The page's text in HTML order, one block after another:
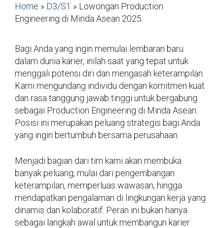
Home » D3/S1 » Lowongan Production
Engineering di Minda Asean 2025
Bagi Anda yang ingin memulai lembaran baru
dalam dunia karier, inilah saat yang tepat untuk
menggali potensi diri dan mengasah keterampilan.
Kami mengundang individu dengan komitmen kuat
dan rasa tanggung jawab tinggi untuk bergabung
sebagai Production Engineering di Minda Asean.
Posisi ini merupakan peluang strategis bagi Anda
yang ingin bertumbuh bersama perusahaan.
Menjadi bagian dari tim kami akan membuka
banyak peluang, mulai dari pengembangan
keterampilan, memperluas wawasan, hingga
mendapatkan pengalaman di lingkungan kerja yang
dinamis dan kolaboratif. Peran ini bukan hanya
sebagai langkah awal untuk membangun karier